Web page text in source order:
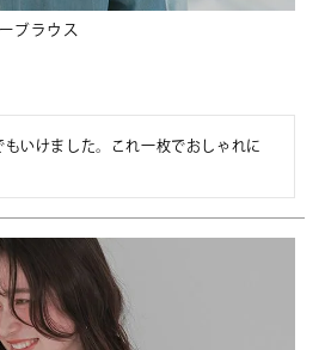
ブラウス
いけました。これ一枚でおしゃれに